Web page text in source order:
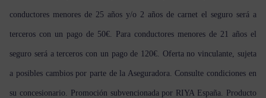
conductores menores de 25 años y/o 2 años de carnet el seguro será a
terceros con un pago de 50€. Para conductores menores de 21 años el
seguro será a terceros con un pago de 120€. Oferta no vinculante, sujeta
a posibles cambios por parte de la Aseguradora. Consulte condiciones en
su concesionario. Promoción subvencionada por RIYA España. Producto